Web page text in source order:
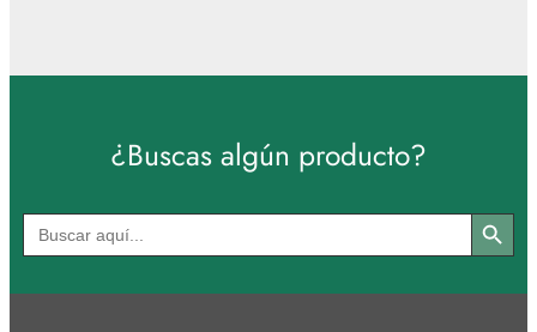
¿Buscas algún producto?
Buscar: Botón de búsqueda